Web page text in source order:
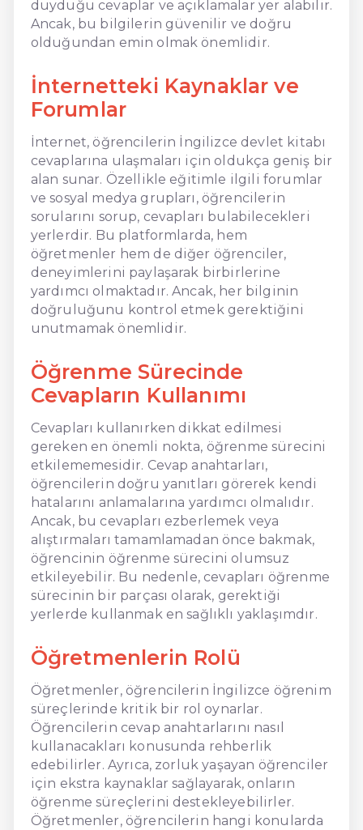
duyduğu cevaplar ve açıklamalar yer alabilir.
Ancak, bu bilgilerin güvenilir ve doğru
olduğundan emin olmak önemlidir.
İnternetteki Kaynaklar ve
Forumlar
İnternet, öğrencilerin İngilizce devlet kitabı
cevaplarına ulaşmaları için oldukça geniş bir
alan sunar. Özellikle eğitimle ilgili forumlar
ve sosyal medya grupları, öğrencilerin
sorularını sorup, cevapları bulabilecekleri
yerlerdir. Bu platformlarda, hem
öğretmenler hem de diğer öğrenciler,
deneyimlerini paylaşarak birbirlerine
yardımcı olmaktadır. Ancak, her bilginin
doğruluğunu kontrol etmek gerektiğini
unutmamak önemlidir.
Öğrenme Sürecinde
Cevapların Kullanımı
Cevapları kullanırken dikkat edilmesi
gereken en önemli nokta, öğrenme sürecini
etkilememesidir. Cevap anahtarları,
öğrencilerin doğru yanıtları görerek kendi
hatalarını anlamalarına yardımcı olmalıdır.
Ancak, bu cevapları ezberlemek veya
alıştırmaları tamamlamadan önce bakmak,
öğrencinin öğrenme sürecini olumsuz
etkileyebilir. Bu nedenle, cevapları öğrenme
sürecinin bir parçası olarak, gerektiği
yerlerde kullanmak en sağlıklı yaklaşımdır.
Öğretmenlerin Rolü
Öğretmenler, öğrencilerin İngilizce öğrenim
süreçlerinde kritik bir rol oynarlar.
Öğrencilerin cevap anahtarlarını nasıl
kullanacakları konusunda rehberlik
edebilirler. Ayrıca, zorluk yaşayan öğrenciler
için ekstra kaynaklar sağlayarak, onların
öğrenme süreçlerini destekleyebilirler.
Öğretmenler, öğrencilerin hangi konularda